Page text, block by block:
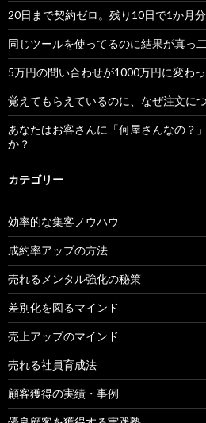
20日まで契約ゼロ。残り10日で1か月
同じツールを使ってるのに結果が真っ
5万円の問い合わせが1000万円に変わ
覚えてもらえているのに、なぜ注文に
あなたはお客さんに「何屋さんなの？
か？
カテゴリー
効率的な集客ノウハウ
成約率アップの方法
売れるメンタル強化の秘策
差別化を図るマインド
売上アップのマインド
売れる社員育成法
顧客獲得の実績・事例